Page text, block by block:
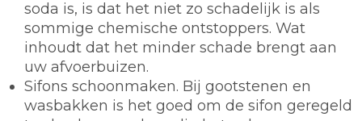
soda is, is dat het niet zo schadelijk is als
sommige chemische ontstoppers. Wat
inhoudt dat het minder schade brengt aan
uw afvoerbuizen.
Sifons schoonmaken. Bij gootstenen en
wasbakken is het goed om de sifon geregeld